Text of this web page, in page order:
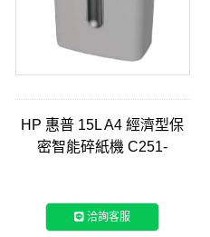
HP 惠普 15L A4 經濟型保
密智能碎紙機 C251-
洽詢客服